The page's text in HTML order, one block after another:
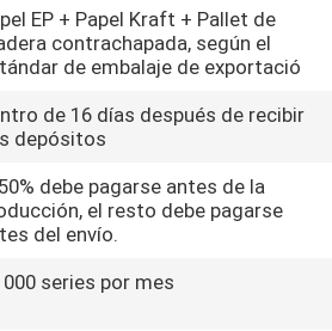
EP + Papel Kraft + Pallet de
contrachapada, según el
de embalaje de exportació
de 16 días después de recibir
depósitos
debe pagarse antes de la
el resto debe pagarse
del envío.
000 series por mes